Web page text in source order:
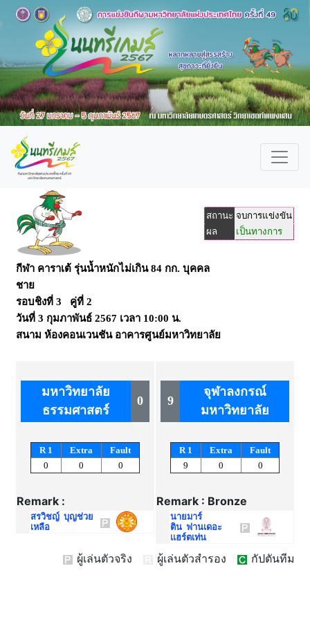
สถานะ จบการแข่งขัน
ผล
เป็นทางการ
กีฬา คาราเต้ รุ่นน้ำหนักไม่เกิน 84 กก. บุคคล
ชาย
รอบชิงที่ 3 คู่ที่ 2
วันที่ 3 กุมภาพันธ์ 2567 เวลา 10:00 น.
สนาม ห้องคอนเวนชัน อาคารศูนย์มหาวิทยาลัย
มหาวิทยาลัย
ธรรมศาสตร์
0
R 1 Extra
Fault
0
0 0
Remark :
สรวิชญ์ บุญช่วย
เหลือ
9
จุฬาลงกรณ์
มหาวิทยาลัย
R 1 Extra
Fault
9
0 0
Remark : Bronze
นายมาร์
ติน ฟานเดอะ
เเฮร์ตเท่น
ผู้เล่นตัวจริง ผู้เล่นตัวสำรอง กัปตันทีม